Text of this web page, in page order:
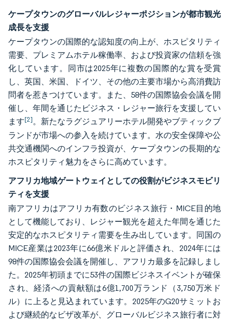
ケープタウンのグローバルレジャーポジションが都市観光
成長を支援
ケープタウンの国際的な認知度の向上が、ホスピタリティ
需要、プレミアムホテル稼働率、および投資家の信頼を強
化しています。同市は2025年に複数の国際的な賞を受賞
し、英国、米国、ドイツ、その他の主要市場から高消費訪
問者を惹きつけています。また、58件の国際協会会議を開
催し、年間を通じたビジネス・レジャー旅行を支援してい
ます[2]。新たなラグジュアリーホテル開発やブティックブ
ランドが市場への参入を続けています。水の安全保障や公
共交通機関へのインフラ投資が、ケープタウンの長期的な
ホスピタリティ魅力をさらに高めています。
アフリカ地域ゲートウェイとしての役割がビジネスモビリ
ティを支援
南アフリカはアフリカ有数のビジネス旅行・MICE目的地
として機能しており、レジャー観光を超えた年間を通じた
安定的なホスピタリティ需要を生み出しています。同国の
MICE産業は2023年に66億米ドルと評価され、2024年には
98件の国際協会会議を開催し、アフリカ最多を記録しまし
た。2025年初頭までに53件の国際ビジネスイベントが確保
され、経済への貢献額は6億1,700万ランド（3,750万米ド
ル）に上ると見込まれています。2025年のG20サミットお
よび継続的なビザ改革が、グローバルビジネス旅行者に対